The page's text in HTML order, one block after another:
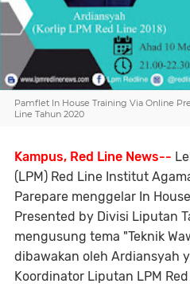
Pamflet In House Training Via Online
Line Tahun 2020
Kampus, Red Line News--
(LPM) Red Line Institut
Parepare menggelar In
Presented by Divisi Liputan
mengusung tema "Teknik
dibawakan oleh Ardiansyah
Koordinator Liputan LPM